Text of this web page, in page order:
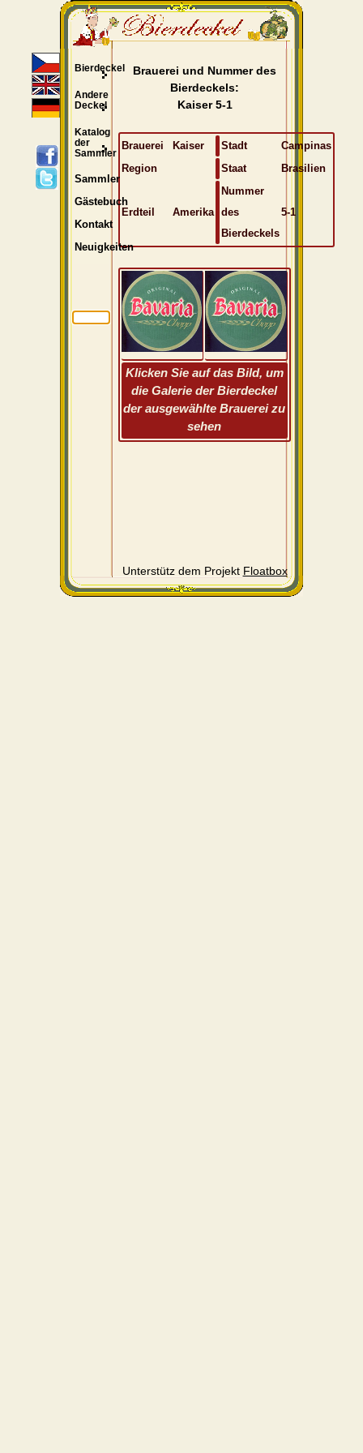
Brauerei und Nummer des
Bierdeckels:
Kaiser 5-1
Brauerei Kaiser Stadt
Campinas
Region
Staat Brasilien
Erdteil Amerika
Nummer
des
Bierdeckels
5-1
Klicken Sie auf das Bild, um
die Galerie der Bierdeckel
der ausgewählte Brauerei zu
sehen
Unterstütz dem Projekt Floatbox
Bierdeckel
Andere
Deckel
Katalog
der
Sammler
Sammler
Gästebuch
Kontakt
Neuigkeiten